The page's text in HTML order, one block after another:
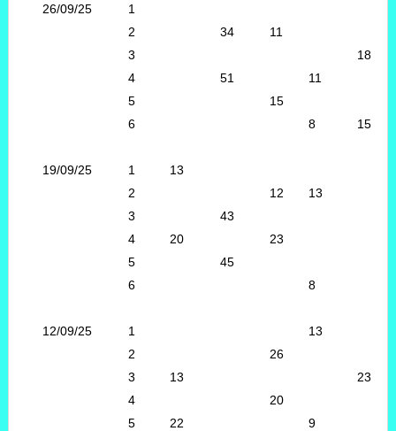
26/09/25 1
2
34
11
3
18
4
51
11
5
15
6
8 15
19/09/25 1
13
2
12
13
3
43
4
20
23
5
45
6
8
12/09/25 1
13
2
26
3
13
23
4
20
5
22
9